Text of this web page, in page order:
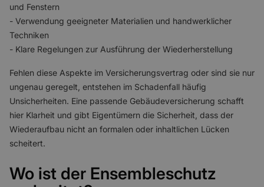
und Fenstern
- Verwendung geeigneter Materialien und handwerklicher
Techniken
- Klare Regelungen zur Ausführung der Wiederherstellung
Fehlen diese Aspekte im Versicherungsvertrag oder sind sie nur
ungenau geregelt, entstehen im Schadenfall häufig
Unsicherheiten. Eine passende Gebäudeversicherung schafft
hier Klarheit und gibt Eigentümern die Sicherheit, dass der
Wiederaufbau nicht an formalen oder inhaltlichen Lücken
scheitert.
Wo ist der Ensembleschutz